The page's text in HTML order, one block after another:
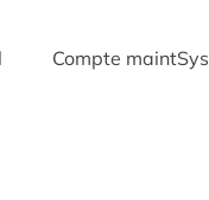
Compte maintSys